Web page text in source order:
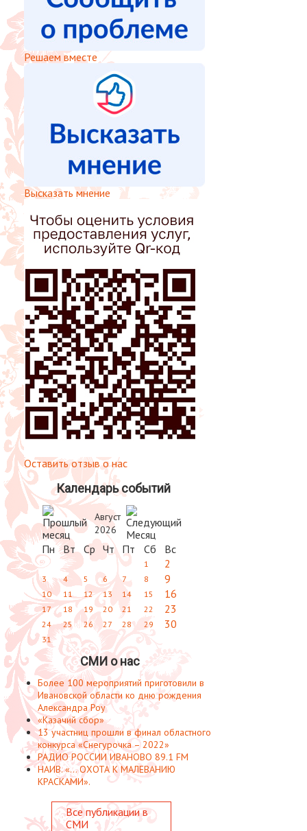
Решаем вместе
Высказать мнение
Оставить отзыв о нас
Календарь событий
Август
2026
Пн Вт Ср Чт Пт Сб Вс
1 2
3 4 5 6 7 8 9
10 11 12 13 14 15 16
17 18 19 20 21 22 23
24 25 26 27 28 29 30
31
СМИ о нас
Более 100 мероприятий приготовили в
Ивановской области ко дню рождения
Александра Роу
«Казачий сбор»
13 участниц прошли в финал областного
конкурса «Снегурочка – 2022»
РАДИО РОССИИ ИВАНОВО 89.1 FM
НАИВ. «... ОХОТА К МАЛЕВАНИЮ
КРАСКАМИ».
Все публикации в
СМИ